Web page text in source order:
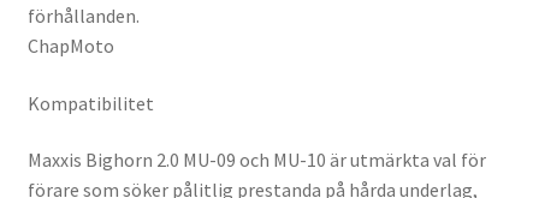
förhållanden.
ChapMoto
Kompatibilitet
Maxxis Bighorn 2.0 MU-09 och MU-10 är utmärkta val för
förare som söker pålitlig prestanda på hårda underlag,